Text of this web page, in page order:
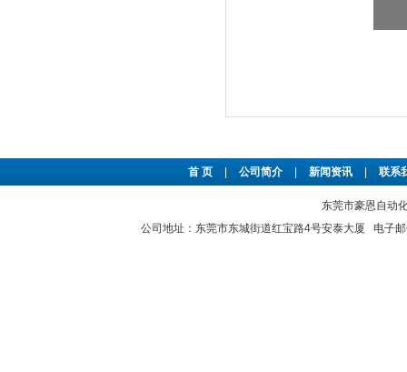
首 页 公司简介 新闻资讯 联系
东莞市豪恩自动
公司地址：东莞市东城街道红宝路4号安泰大厦 电子